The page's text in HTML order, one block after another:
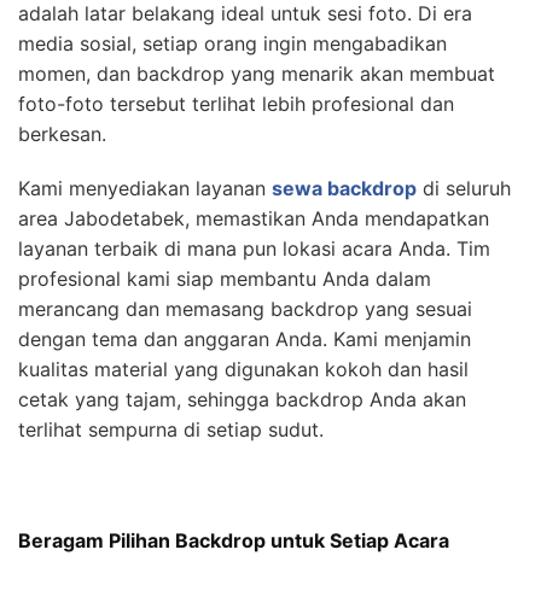
adalah latar belakang ideal untuk sesi foto. Di era
media sosial, setiap orang ingin mengabadikan
momen, dan backdrop yang menarik akan membuat
foto-foto tersebut terlihat lebih profesional dan
berkesan.
Kami menyediakan layanan sewa backdrop di seluruh
area Jabodetabek, memastikan Anda mendapatkan
layanan terbaik di mana pun lokasi acara Anda. Tim
profesional kami siap membantu Anda dalam
merancang dan memasang backdrop yang sesuai
dengan tema dan anggaran Anda. Kami menjamin
kualitas material yang digunakan kokoh dan hasil
cetak yang tajam, sehingga backdrop Anda akan
terlihat sempurna di setiap sudut.
Beragam Pilihan Backdrop untuk Setiap Acara